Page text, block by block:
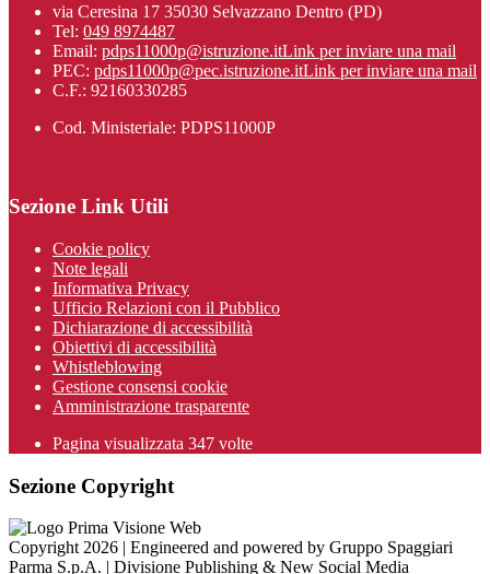
via Ceresina 17 35030 Selvazzano Dentro (PD)
Tel: 049 8974487
Email: pdps11000p@istruzione.itLink per inviare una mail
PEC: pdps11000p@pec.istruzione.itLink per inviare una mail
C.F.: 92160330285
Cod. Ministeriale: PDPS11000P
Sezione Link Utili
Cookie policy
Note legali
Informativa Privacy
Ufficio Relazioni con il Pubblico
Dichiarazione di accessibilità
Obiettivi di accessibilità
Whistleblowing
Gestione consensi cookie
Amministrazione trasparente
Pagina visualizzata 347 volte
Sezione Copyright
Copyright 2026 | Engineered and powered by Gruppo Spaggiari
Parma S.p.A. | Divisione Publishing & New Social Media